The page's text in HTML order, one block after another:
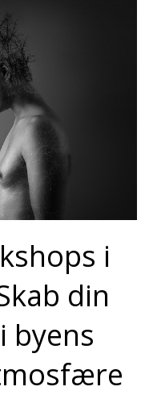
i
din
byens